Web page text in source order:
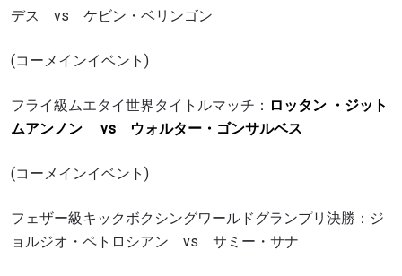
デス vs ケビン・ベリンゴン
(コーメインイベント)
フライ級ムエタイ世界タイトルマッチ： ロッタン ・ジット
ムアンノン vs ウォルター・ゴンサルベス
(コーメインイベント)
フェザー級キックボクシングワールドグランプリ決勝：ジ
ョルジオ・ペトロシアン vs サミー・サナ